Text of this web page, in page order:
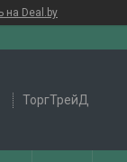
на Deal.by
ТоргТрейД